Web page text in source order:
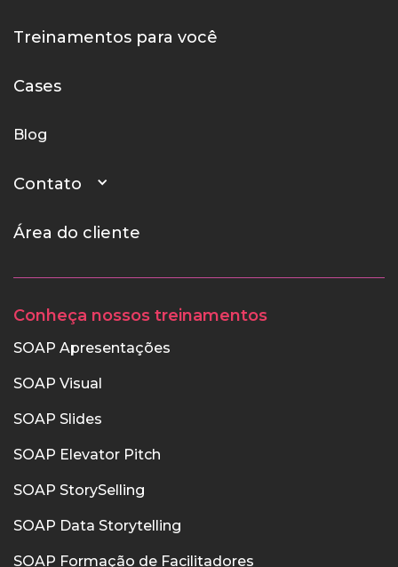
Treinamentos para você
Cases
Blog
Contato
Área do cliente
Conheça nossos treinamentos
SOAP Apresentações
SOAP Visual
SOAP Slides
SOAP Elevator Pitch
SOAP StorySelling
SOAP Data Storytelling
SOAP Formação de Facilitadores